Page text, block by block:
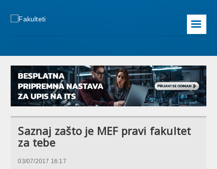
☰
Saznaj zašto je MEF pravi fakultet
za tebe
03/07/2017 16:17